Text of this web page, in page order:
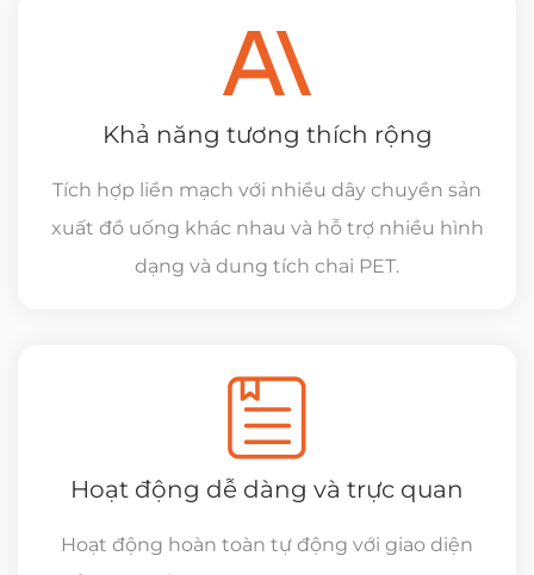
Khả năng tương thích rộng
Tích hợp liền mạch với nhiều dây chuyền sản
xuất đồ uống khác nhau và hỗ trợ nhiều hình
dạng và dung tích chai PET.
Hoạt động dễ dàng và trực quan
Hoạt động hoàn toàn tự động với giao diện